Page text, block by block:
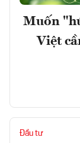
Muốn
Việt
Đầu tư